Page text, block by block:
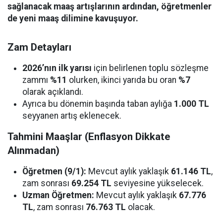
sağlanacak maaş artışlarının ardından, öğretmenler
de yeni maaş dilimine kavuşuyor.
Zam Detayları
2026’nın ilk yarısı için belirlenen toplu sözleşme
zammı %11 olurken, ikinci yarıda bu oran %7
olarak açıklandı.
Ayrıca bu dönemin başında taban aylığa 1.000 TL
seyyanen artış eklenecek.
Tahmini Maaşlar (Enflasyon Dikkate
Alınmadan)
Öğretmen (9/1): Mevcut aylık yaklaşık 61.146 TL,
zam sonrası 69.254 TL seviyesine yükselecek.
Uzman Öğretmen: Mevcut aylık yaklaşık 67.776
TL, zam sonrası 76.763 TL olacak.